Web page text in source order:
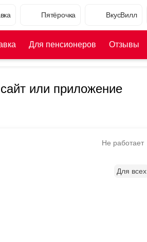
Пятёрочка ВкусВилл
Для пенсионеров Отзывы
или приложение
Не работает
Для всех